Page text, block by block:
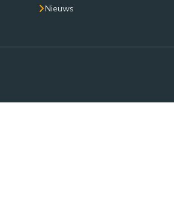
Nieuws